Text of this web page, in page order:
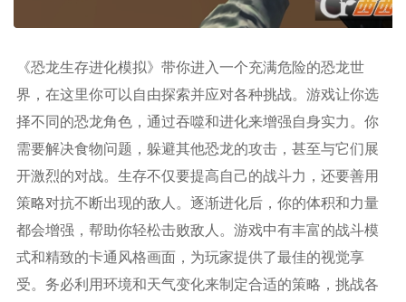
《恐龙生存进化模拟》带你进入一个充满危险的恐龙世
界，在这里你可以自由探索并应对各种挑战。游戏让你选
择不同的恐龙角色，通过吞噬和进化来增强自身实力。你
需要解决食物问题，躲避其他恐龙的攻击，甚至与它们展
开激烈的对战。生存不仅要提高自己的战斗力，还要善用
策略对抗不断出现的敌人。逐渐进化后，你的体积和力量
都会增强，帮助你轻松击败敌人。游戏中有丰富的战斗模
式和精致的卡通风格画面，为玩家提供了最佳的视觉享
受。务必利用环境和天气变化来制定合适的策略，挑战各